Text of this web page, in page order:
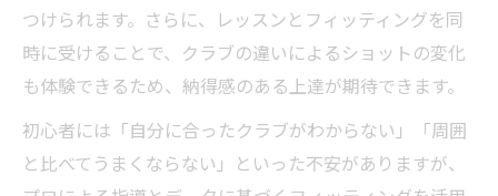
つけられます。さらに、レッスンとフィッティングを同
時に受けることで、クラブの違いによるショットの変化
も体験できるため、納得感のある上達が期待できます。
初心者には「自分に合ったクラブがわからない」「周囲
と比べてうまくならない」といった不安がありますが、